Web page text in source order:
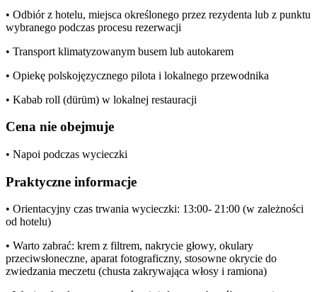
• Odbiór z hotelu, miejsca określonego przez rezydenta lub z punktu
wybranego podczas procesu rezerwacji
• Transport klimatyzowanym busem lub autokarem
• Opiekę polskojęzycznego pilota i lokalnego przewodnika
• Kabab roll (dürüm) w lokalnej restauracji
Cena nie obejmuje
• Napoi podczas wycieczki
Praktyczne informacje
• Orientacyjny czas trwania wycieczki: 13:00- 21:00 (w zależności
od hotelu)
• Warto zabrać: krem z filtrem, nakrycie głowy, okulary
przeciwsłoneczne, aparat fotograficzny, stosowne okrycie do
zwiedzania meczetu (chusta zakrywająca włosy i ramiona)